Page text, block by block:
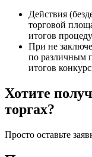
Действия
торговой
итогов
При не
по различным
итогов
Хотите
торгах?
Просто оставьте